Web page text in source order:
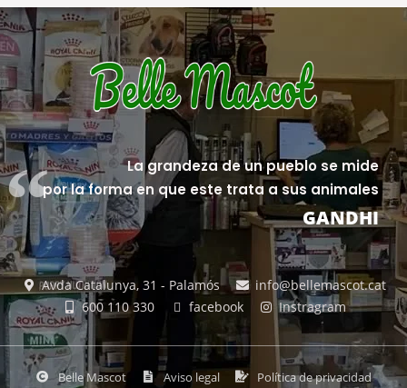
La grandeza de un pueblo se mide
por la forma en que este trata a sus animales
GANDHI
Avda Catalunya, 31 - Palamós
info@bellemascot.cat
600 110 330
facebook Instragram
Belle Mascot Aviso legal Política de privacidad